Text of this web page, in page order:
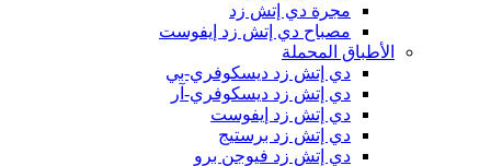
مجرة دي إتش زد
مصباح دي إتش زد إيفوست
الأطباق المحملة
دي إتش زد ديسكوفري-بي
دي إتش زد ديسكوفري-آر
دي إتش زد إيفوست
دي إتش زد برستيج
دي إتش زد فيوجن برو